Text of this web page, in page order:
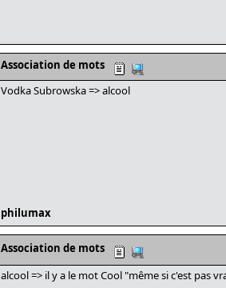
Association de mots
Vodka Subrowska => alcool
philumax
Association de mots
alcool => il y a le mot Cool "même si c'est pas